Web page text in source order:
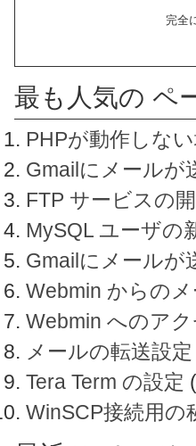
完全
最も人気の ペ
PHPが動作しな
Gmailにメールが
FTP サービスの
MySQL ユーザの
Gmailにメールが
Webmin からの
Webmin へのア
メールの転送設定
Tera Term の設定
WinSCP接続用の